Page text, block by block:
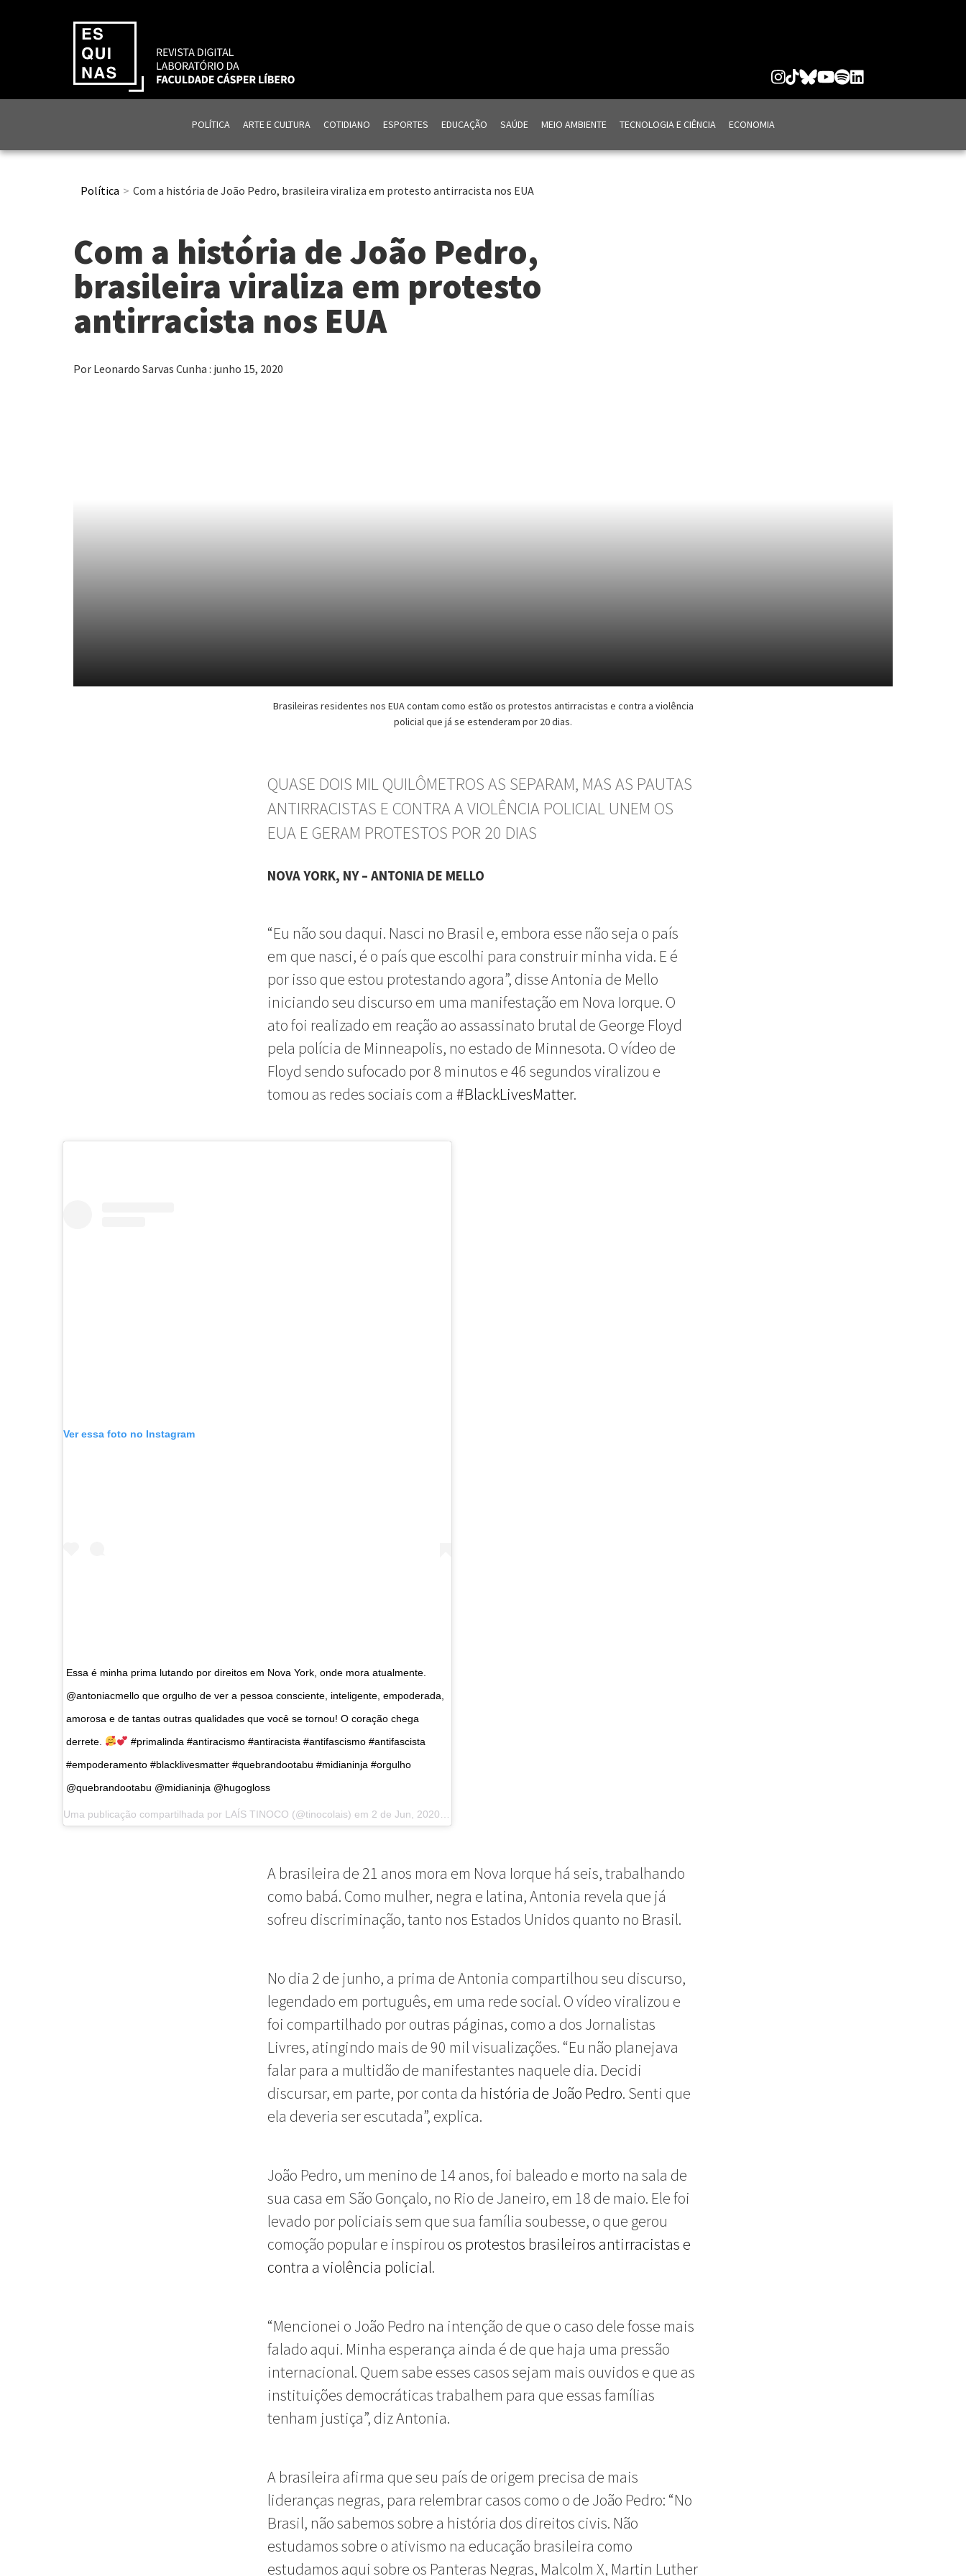
POLÍTICA ARTE E CULTURA COTIDIANO ESPORTES EDUCAÇÃO SAÚDE MEIO AMBIENTE TECNOLOGIA E CIÊNCIA ECONOMIA
Política Com a história de João Pedro, brasileira viraliza em protesto antirracista nos EUA
Com a história de João Pedro,
brasileira viraliza em protesto
antirracista nos EUA
Por Leonardo Sarvas Cunha : junho 15, 2020
Brasileiras residentes nos EUA contam como estão os protestos antirracistas e contra a violência
policial que já se estenderam por 20 dias.
QUASE DOIS MIL QUILÔMETROS AS SEPARAM, MAS AS PAUTAS
ANTIRRACISTAS E CONTRA A VIOLÊNCIA POLICIAL UNEM OS
EUA E GERAM PROTESTOS POR 20 DIAS
NOVA YORK, NY – ANTONIA DE MELLO
“Eu não sou daqui. Nasci no Brasil e, embora esse não seja o país
em que nasci, é o país que escolhi para construir minha vida. E é
por isso que estou protestando agora”, disse Antonia de Mello
iniciando seu discurso em uma manifestação em Nova Iorque. O
ato foi realizado em reação ao assassinato brutal de George Floyd
pela polícia de Minneapolis, no estado de Minnesota. O vídeo de
Floyd sendo sufocado por 8 minutos e 46 segundos viralizou e
tomou as redes sociais com a #BlackLivesMatter.
Ver essa foto no Instagram
Essa é minha prima lutando por direitos em Nova York, onde mora atualmente.
@antoniacmello que orgulho de ver a pessoa consciente, inteligente, empoderada,
amorosa e de tantas outras qualidades que você se tornou! O coração chega
derrete.
#primalinda #antiracismo #antiracista #antifascismo #antifascista
#empoderamento #blacklivesmatter #quebrandootabu #midianinja #orgulho
@quebrandootabu @midianinja @hugogloss
Uma publicação compartilhada por LAÍS TINOCO (@tinocolais) em 2 de Jun, 2020 às 8:46 PDT
A brasileira de 21 anos mora em Nova Iorque há seis, trabalhando
como babá. Como mulher, negra e latina, Antonia revela que já
sofreu discriminação, tanto nos Estados Unidos quanto no Brasil.
No dia 2 de junho, a prima de Antonia compartilhou seu discurso,
legendado em português, em uma rede social. O vídeo viralizou e
foi compartilhado por outras páginas, como a dos Jornalistas
Livres, atingindo mais de 90 mil visualizações. “Eu não planejava
falar para a multidão de manifestantes naquele dia. Decidi
discursar, em parte, por conta da história de João Pedro. Senti que
ela deveria ser escutada”, explica.
João Pedro, um menino de 14 anos, foi baleado e morto na sala de
sua casa em São Gonçalo, no Rio de Janeiro, em 18 de maio. Ele foi
levado por policiais sem que sua família soubesse, o que gerou
comoção popular e inspirou os protestos brasileiros antirracistas e
contra a violência policial.
“Mencionei o João Pedro na intenção de que o caso dele fosse mais
falado aqui. Minha esperança ainda é de que haja uma pressão
internacional. Quem sabe esses casos sejam mais ouvidos e que as
instituições democráticas trabalhem para que essas famílias
tenham justiça”, diz Antonia.
A brasileira afirma que seu país de origem precisa de mais
lideranças negras, para relembrar casos como o de João Pedro: “No
Brasil, não sabemos sobre a história dos direitos civis. Não
estudamos sobre o ativismo na educação brasileira como
estudamos aqui sobre os Panteras Negras, Malcolm X, Martin Luther